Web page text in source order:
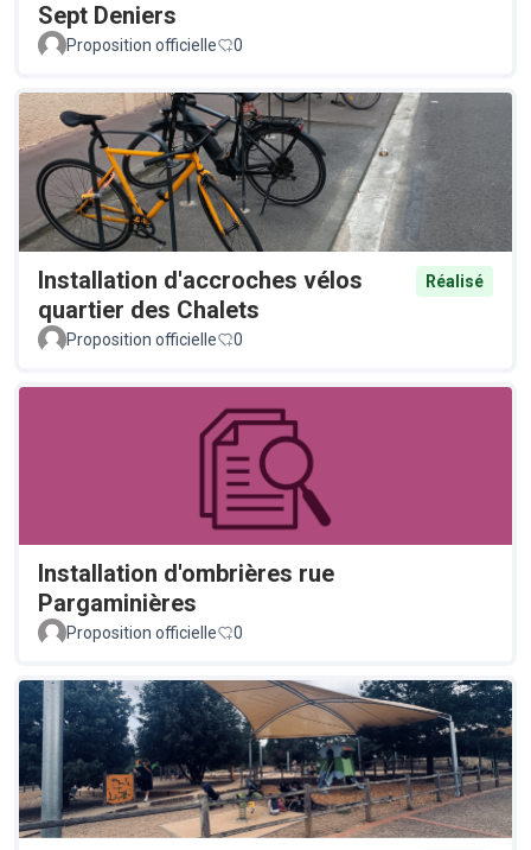
Sept Deniers
Proposition officielle 0
Installation d'accroches vélos
quartier des Chalets
Réalisé
Proposition officielle 0
Installation d'ombrières rue
Pargaminières
Proposition officielle 0